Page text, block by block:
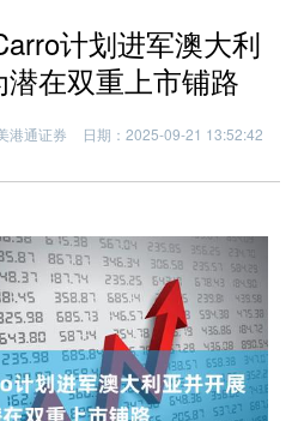
计划进军澳大利
在双重上市铺路
港通证券
日期：2025-09-21 13:52:42